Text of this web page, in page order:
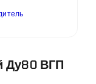
Ду80 ВГП